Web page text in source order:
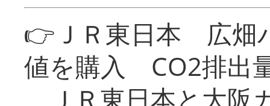
👉ＪＲ東日本 広畑
値を購入 CO2排出
ＪＲ東日本と大阪